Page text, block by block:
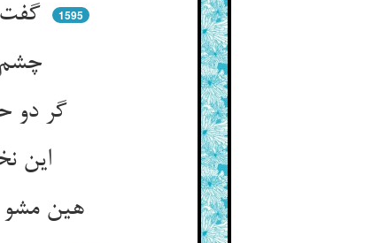
گفت پیغامبر که در بحر هموم ** در دلالت دان تو یاران را نجوم
1595
گر دو حرف صدق گویی ای فلان ** گفت تیره در تبع گردد روان